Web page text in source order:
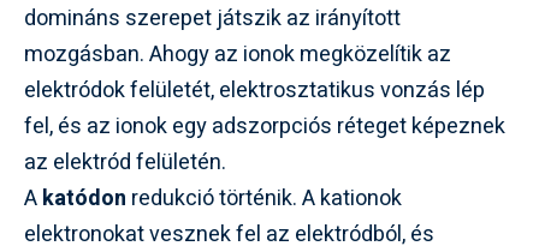
domináns szerepet játszik az irányított
mozgásban. Ahogy az ionok megközelítik az
elektródok felületét, elektrosztatikus vonzás lép
fel, és az ionok egy adszorpciós réteget képeznek
az elektród felületén.
Akatódon redukció történik. A kationok
elektronokat vesznek fel az elektródból, és